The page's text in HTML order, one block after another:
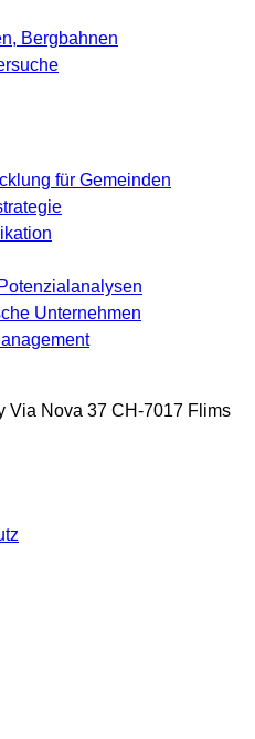
Bergbahnen
für Gemeinden
Unternehmen
Via Nova 37 CH-7017 Flims